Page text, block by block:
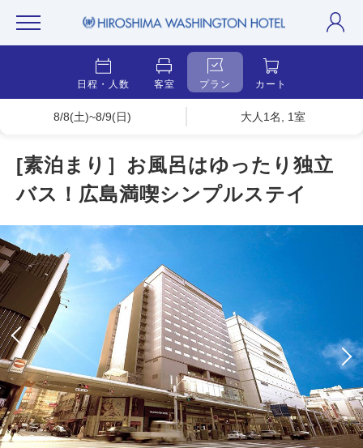
日程・人数 客室 プラン カート
8/8(土)~8/9(日) 大人1名, 1室
[素泊まり］お風呂はゆったり独立
バス！広島満喫シンプルステイ